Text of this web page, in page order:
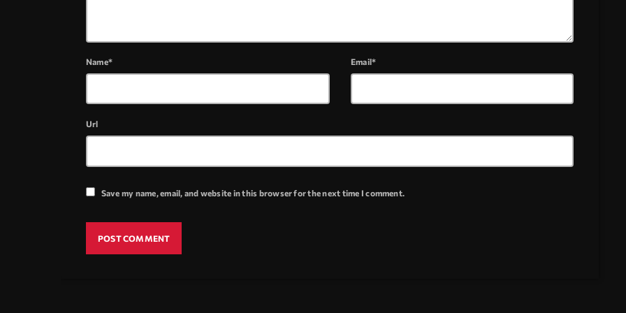
Name* Email*
Url
Save my name, email, and website in this browser for the next time I comment.